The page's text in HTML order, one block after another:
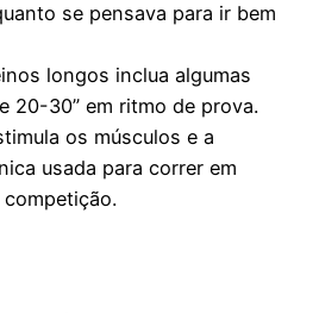
se pensava para ir bem
longos inclua algumas
20-30” em ritmo de prova.
os músculos e a
usada para correr em